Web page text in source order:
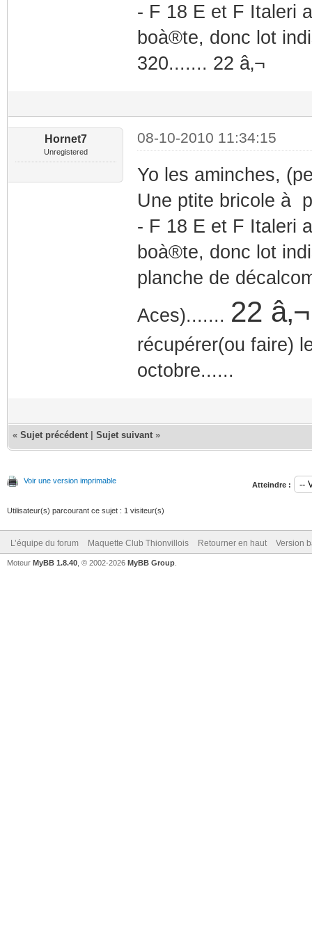
- F 18 E et F Italeri
boà®te, donc lot
320....... 22 â‚¬
Hornet7
Unregistered
08-10-2010 11:34:15
Yo les aminches,
Une ptite bricole à
- F 18 E et F Italeri
boà®te, donc lot
planche de
Aces)....... 22 â‚¬
récupérer(ou faire)
octobre......
« Sujet précédent Sujet suivant »
Voir une version imprimable Atteindre :
Utilisateur(s) parcourant ce sujet : 1 visiteur(s)
L’équipe du forum Maquette Club Thionvillois Retourner en haut Version
Moteur MyBB 1.8.40 , © 2002-2026 MyBB Group